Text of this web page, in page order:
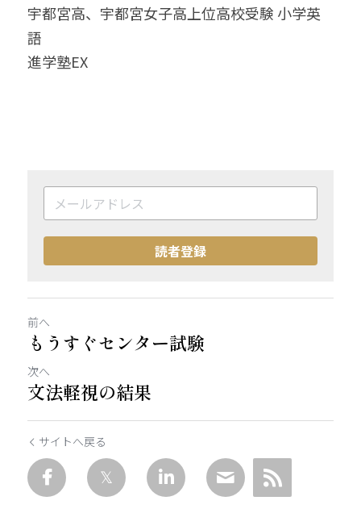
宇都宮高、宇都宮女子高上位高校受験 小学英
語
進学塾EX
読者登録
前へ
もうすぐセンター試験
次へ
文法軽視の結果
サイトへ戻る